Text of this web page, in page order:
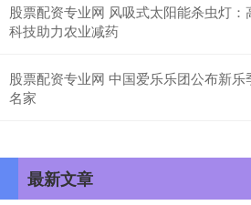
股票配资专业网 风吸式太阳能杀虫灯
科技助力农业减药
股票配资专业网 中国爱乐乐团公布新
名家
最新文章